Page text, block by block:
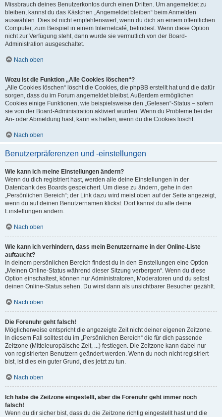
Missbrauch deines Benutzerkontos durch einen Dritten. Um angemeldet zu
bleiben, kannst du das Kästchen „Angemeldet bleiben“ beim Anmelden
auswählen. Dies ist nicht empfehlenswert, wenn du dich an einem öffentlichen
Computer, zum Beispiel in einem Internetcafé, befindest. Wenn diese Option
nicht zur Verfügung steht, dann wurde sie vermutlich von der Board-
Administration ausgeschaltet.
Nach oben
Wozu ist die Funktion „Alle Cookies löschen“?
„Alle Cookies löschen“ löscht die Cookies, die phpBB erstellt hat und die dafür
sorgen, dass du im Forum angemeldet bleibst. Außerdem ermöglichen
Cookies einige Funktionen, wie beispielsweise den „Gelesen“-Status – sofern
sie von der Board-Administration aktiviert wurden. Wenn du Probleme bei der
An- oder Abmeldung hast, kann es helfen, wenn du die Cookies löscht.
Nach oben
Benutzerpräferenzen und -einstellungen
Wie kann ich meine Einstellungen ändern?
Wenn du dich registriert hast, werden alle deine Einstellungen in der
Datenbank des Boards gespeichert. Um diese zu ändern, gehe in den
„Persönlichen Bereich“; der Link dazu wird meist oben auf der Seite angezeigt,
wenn du auf deinen Benutzernamen klickst. Dort kannst du alle deine
Einstellungen ändern.
Nach oben
Wie kann ich verhindern, dass mein Benutzername in der Online-Liste
auftaucht?
In deinem persönlichen Bereich findest du in den Einstellungen eine Option
„Meinen Online-Status während dieser Sitzung verbergen“. Wenn du diese
Option einschaltest, können nur Administratoren, Moderatoren und du selbst
deinen Online-Status sehen. Du wirst dann als unsichtbarer Besucher gezählt.
Nach oben
Die Forenuhr geht falsch!
Möglicherweise entspricht die angezeigte Zeit nicht deiner eigenen Zeitzone.
In diesem Fall solltest du im „Persönlichen Bereich“ die für dich passende
Zeitzone (Mitteleuropäische Zeit, ...) festlegen. Die Zeitzone kann dabei nur
von registrierten Benutzern geändert werden. Wenn du noch nicht registriert
bist, ist dies ein guter Grund, dies jetzt zu tun.
Nach oben
Ich habe die Zeitzone eingestellt, aber die Forenuhr geht immer noch
falsch!
Wenn du dir sicher bist, dass du die Zeitzone richtig eingestellt hast und die